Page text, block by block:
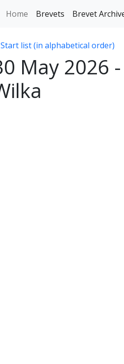
Home Brevets Brevet
Start list (in alphabetical order)
May 2026